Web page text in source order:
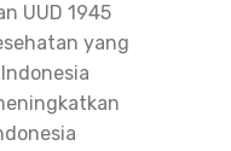
UUD 1945
yang